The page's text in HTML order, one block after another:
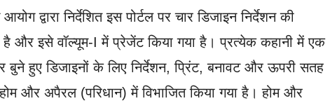
द्वारा निर्देशित इस पोर्टल पर चार डिजाइन निर्देशन की
है और इसे वॉल्यूम-I में प्रेजेंट किया गया है। प्रत्येक कहानी में एक
बुने हुए डिजाइनों के लिए निर्देशन, प्रिंट, बनावट और ऊपरी सतह
और अपैरल (परिधान) में विभाजित किया गया है। होम और